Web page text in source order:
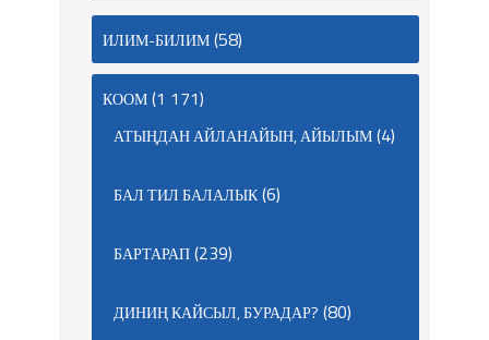
ИЛИМ-БИЛИМ(58)
КООМ(1 171)
АТЫҢДАН АЙЛАНАЙЫН, АЙЫЛЫМ(4)
БАЛ ТИЛ БАЛАЛЫК(6)
БАРТАРАП(239)
ДИНИҢ КАЙСЫЛ, БУРАДАР? (80)